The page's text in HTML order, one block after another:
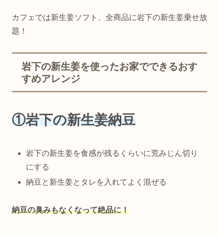
カフェでは新生姜ソフト、全商品に岩下の新生姜乗せ放
題！
岩下の新生姜を使ったお家でできるおす
すめアレンジ
①岩下の新生姜納豆
岩下の新生姜を食感が残るくらいに荒みじん切り
にする
納豆と新生姜とタレを入れてよく混ぜる
納豆の臭みもなくなって絶品に！